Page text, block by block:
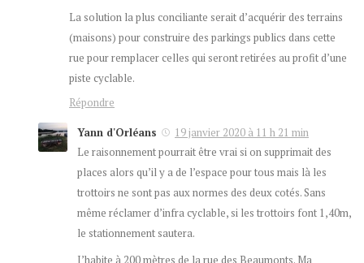
La solution la plus conciliante serait d’acquérir des terrains
(maisons) pour construire des parkings publics dans cette
rue pour remplacer celles qui seront retirées au profit d’une
piste cyclable.
Répondre
Yann d'Orléans
19 janvier 2020 à 11 h 21 min
Le raisonnement pourrait être vrai si on supprimait des
places alors qu’il y a de l’espace pour tous mais là les
trottoirs ne sont pas aux normes des deux cotés. Sans
même réclamer d’infra cyclable, si les trottoirs font 1,40m,
le stationnement sautera.
J’habite à 200 mètres de la rue des Beaumonts. Ma